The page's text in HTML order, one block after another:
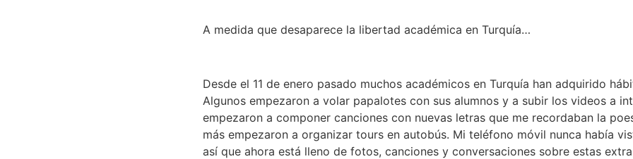
A medida que desaparece la libertad académica en Turquía…
Desde el 11 de enero pasado muchos académicos en Turquía han adquirido
Algunos empezaron a volar papalotes con sus alumnos y a subir los videos a
empezaron a componer canciones con nuevas letras que me recordaban la
más empezaron a organizar tours en autobús. Mi teléfono móvil nunca había
así que ahora está lleno de fotos, canciones y conversaciones sobre estas